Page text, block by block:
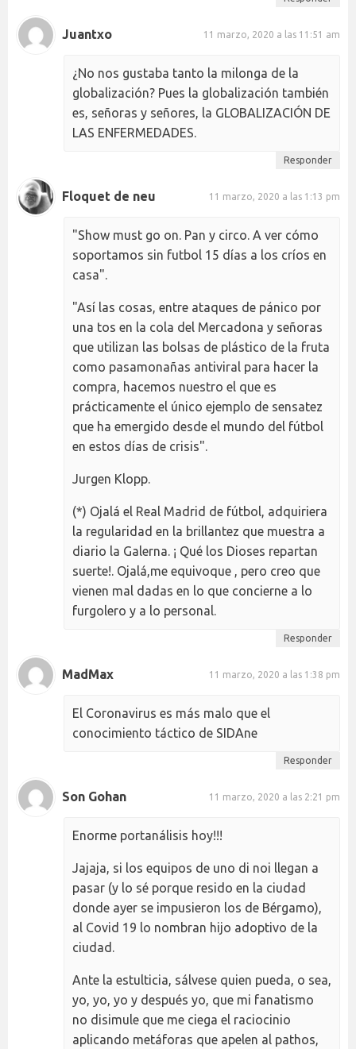
Juantxo 11 marzo, 2020 a las 11:51 am
¿No nos gustaba tanto la milonga de la
globalización? Pues la globalización también
es, señoras y señores, la GLOBALIZACIÓN DE
LAS ENFERMEDADES.
Responder
Floquet de neu 11 marzo, 2020 a las 1:13 pm
"Show must go on. Pan y circo. A ver cómo
soportamos sin futbol 15 días a los críos en
casa".
"Así las cosas, entre ataques de pánico por
una tos en la cola del Mercadona y señoras
que utilizan las bolsas de plástico de la fruta
como pasamonañas antiviral para hacer la
compra, hacemos nuestro el que es
prácticamente el único ejemplo de sensatez
que ha emergido desde el mundo del fútbol
en estos días de crisis".
Jurgen Klopp.
(*) Ojalá el Real Madrid de fútbol, adquiriera
la regularidad en la brillantez que muestra a
diario la Galerna. ¡ Qué los Dioses repartan
suerte!. Ojalá,me equivoque , pero creo que
vienen mal dadas en lo que concierne a lo
furgolero y a lo personal.
Responder
MadMax 11 marzo, 2020 a las 1:38 pm
El Coronavirus es más malo que el
conocimiento táctico de SIDAne
Responder
Son Gohan 11 marzo, 2020 a las 2:21 pm
Enorme portanálisis hoy!!!
Jajaja, si los equipos de uno di noi llegan a
pasar (y lo sé porque resido en la ciudad
donde ayer se impusieron los de Bérgamo),
al Covid 19 lo nombran hijo adoptivo de la
ciudad.
Ante la estulticia, sálvese quien pueda, o sea,
yo, yo, yo y después yo, que mi fanatismo
no disimule que me ciega el raciocinio
aplicando metáforas que apelen al pathos,